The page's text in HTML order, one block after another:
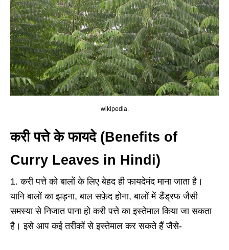
wikipedia.
करी पत्ते के फायदे (Benefits of
Curry Leaves in Hindi)
1. करी पत्ते को बालों के लिए बेहद ही फायदेमंद माना जाता है।
यानि बालों का झड़ना, बाल सफ़ेद होना, बालों में डैंड्रफ जैसी
समस्या से निजात पाना हो करी पत्ते का इस्तेमाल किया जा सकता
है। इसे आप कई तरीकों से इस्तेमाल कर सकते हैं जैसे-